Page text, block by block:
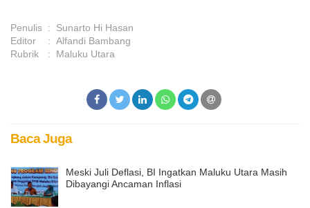
Penulis :
Sunarto Hi Hasan
Editor
: Alfandi Bambang
Rubrik
: Maluku Utara
Baca Juga
Meski Juli Deflasi, BI Ingatkan Maluku Utara Masih
Dibayangi Ancaman Inflasi